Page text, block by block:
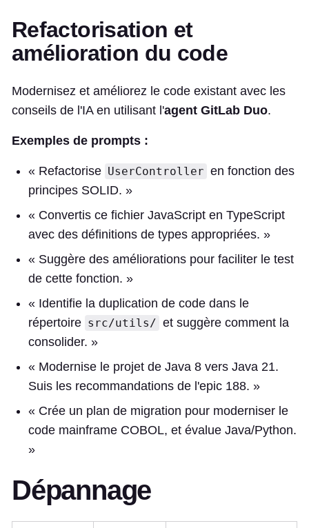
Refactorisation et
amélioration du code
Modernisez et améliorez le code existant avec les
conseils de l'IA en utilisant l'agent GitLab Duo.
Exemples de prompts :
« Refactorise UserController en fonction des
principes SOLID. »
« Convertis ce fichier JavaScript en TypeScript
avec des définitions de types appropriées. »
« Suggère des améliorations pour faciliter le test
de cette fonction. »
« Identifie la duplication de code dans le
répertoire src/utils/ et suggère comment la
consolider. »
« Modernise le projet de Java 8 vers Java 21.
Suis les recommandations de l'epic 188. »
« Crée un plan de migration pour moderniser le
code mainframe COBOL, et évalue Java/Python.
»
Dépannage